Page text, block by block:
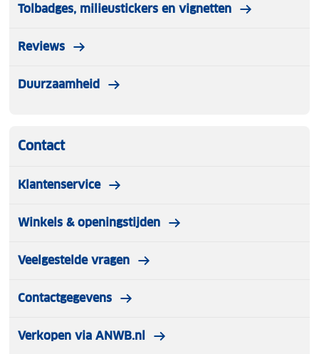
Tolbadges, milieustickers en vignetten
Reviews
Duurzaamheid
Contact
Klantenservice
Winkels & openingstijden
Veelgestelde vragen
Contactgegevens
Verkopen via ANWB.nl